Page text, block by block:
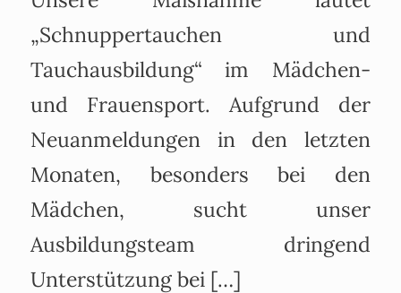
„Schnuppertauchen und
Tauchausbildung“ im Mädchen-
und Frauensport. Aufgrund der
Neuanmeldungen in den letzten
Monaten, besonders bei den
Mädchen, sucht unser
Ausbildungsteam dringend
Unterstützung bei […]